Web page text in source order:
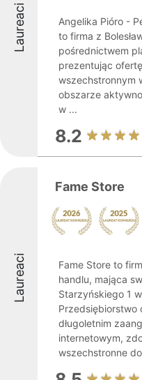
Laureaci
Angelika Pióro -
to firma z
pośrednictwem
prezentując
wszechstronnym
obszarze
w ...
8.2
Laureaci
Fame Store
Fame Store to
handlu, mająca
Starzyńskiego 1
Przedsiębiorstwo
długoletnim
internetowym,
wszechstronne